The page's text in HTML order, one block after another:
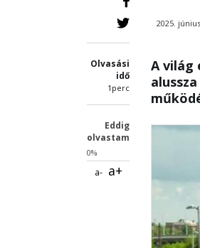
Olvasási
idő
1perc
Eddig
olvastam
0%
a- a+
2025.
A világ